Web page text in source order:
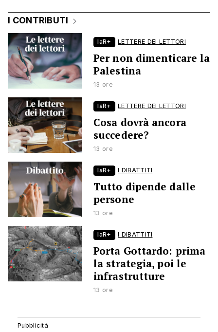
I CONTRIBUTI
laR+ LETTERE DEI LETTORI
Per non dimenticare la
Palestina
13 ore
laR+ LETTERE DEI LETTORI
Cosa dovrà ancora
succedere?
13 ore
laR+ I DIBATTITI
Tutto dipende dalle
persone
13 ore
laR+ I DIBATTITI
Porta Gottardo: prima
la strategia, poi le
infrastrutture
13 ore